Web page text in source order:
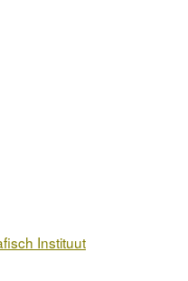
Instituut